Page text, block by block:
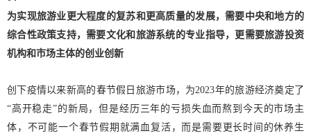
为实现旅游业更大程度的复苏和更高质量的发展，需要中央和地方的
综合性政策支持，需要文化和旅游系统的专业指导，更需要旅游投资
机构和市场主体的创业创新
创下疫情以来新高的春节假日旅游市场，为2023年的旅游经济奠定了
“高开稳走”的新局，但是经历三年的亏损失血而熬到今天的市场主
体，不可能一个春节假期就满血复活，而是需要更长时间的休养生